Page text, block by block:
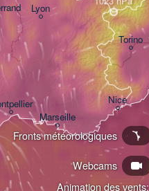
Animation des vents:
Webcams
Fronts météorologiques
Lyon
Marseille
Torino
Nice